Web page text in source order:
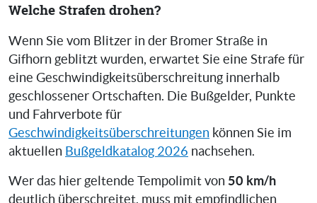
Welche Strafen drohen?
Wenn Sie vom Blitzer in der Bromer Straße in
Gifhorn geblitzt wurden, erwartet Sie eine Strafe für
eine Geschwindigkeitsüberschreitung innerhalb
geschlossener Ortschaften. Die Bußgelder, Punkte
und Fahrverbote für
Geschwindigkeitsüberschreitungen können Sie im
aktuellen Bußgeldkatalog 2026 nachsehen.
Wer das hier geltende Tempolimit von 50 km/h
deutlich überschreitet, muss mit empfindlichen